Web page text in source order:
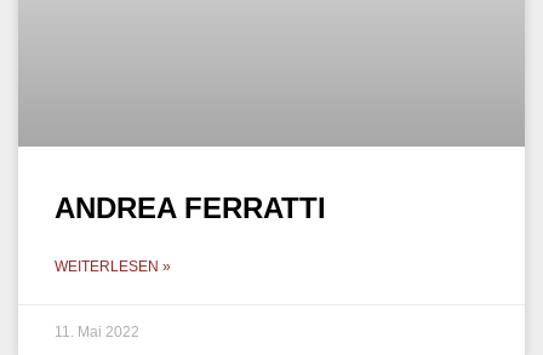
ANDREA FERRATTI
WEITERLESEN »
11. Mai 2022